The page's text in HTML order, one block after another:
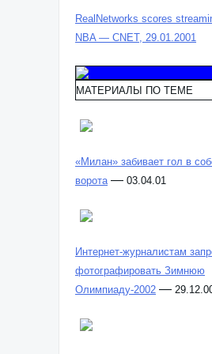
RealNetworks scores
NBA — CNET, 29.01.2001
МАТЕРИАЛЫ ПО ТЕМЕ
«Милан» забивает гол в
ворота — 03.04.01
Интернет-журналистам
фотографировать Зимнюю
Олимпиаду-2002 —